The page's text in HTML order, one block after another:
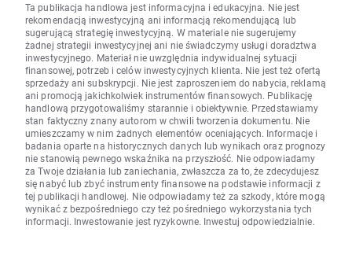
Ta publikacja handlowa jest informacyjna i edukacyjna. Nie jest
rekomendacją inwestycyjną ani informacją rekomendującą lub
sugerującą strategię inwestycyjną. W materiale nie sugerujemy
żadnej strategii inwestycyjnej ani nie świadczymy usługi doradztwa
inwestycyjnego. Materiał nie uwzględnia indywidualnej sytuacji
finansowej, potrzeb i celów inwestycyjnych klienta. Nie jest też ofertą
sprzedaży ani subskrypcji. Nie jest zaproszeniem do nabycia, reklamą
ani promocją jakichkolwiek instrumentów finansowych. Publikację
handlową przygotowaliśmy starannie i obiektywnie. Przedstawiamy
stan faktyczny znany autorom w chwili tworzenia dokumentu. Nie
umieszczamy w nim żadnych elementów oceniających. Informacje i
badania oparte na historycznych danych lub wynikach oraz prognozy
nie stanowią pewnego wskaźnika na przyszłość. Nie odpowiadamy
za Twoje działania lub zaniechania, zwłaszcza za to, że zdecydujesz
się nabyć lub zbyć instrumenty finansowe na podstawie informacji z
tej publikacji handlowej. Nie odpowiadamy też za szkody, które mogą
wynikać z bezpośredniego czy też pośredniego wykorzystania tych
informacji. Inwestowanie jest ryzykowne. Inwestuj odpowiedzialnie.